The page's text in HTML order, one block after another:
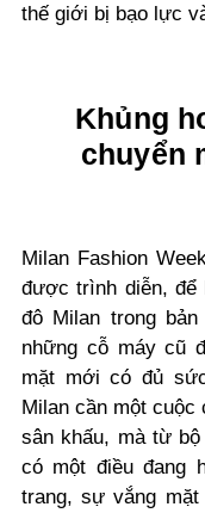
thế giới bị bạo lực
Khủng
chuyển
Milan Fashion
được trình diễn, để
đô Milan trong
những cỗ máy cũ
mặt mới có đủ
Milan cần một
sân khấu, mà từ
có một điều đang
trang, sự vắng